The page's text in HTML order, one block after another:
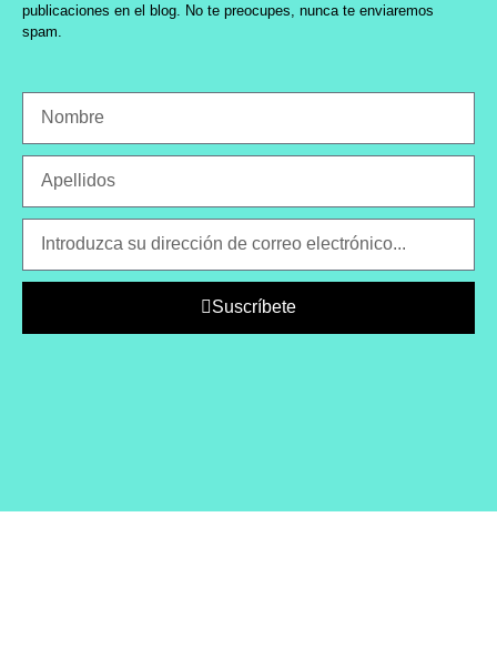
publicaciones en el blog. No te preocupes, nunca te enviaremos
spam.
Suscríbete